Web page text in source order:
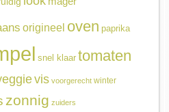
origineel oven paprika
snel klaar tomaten
vis voorgerecht winter
zonnig zuiders